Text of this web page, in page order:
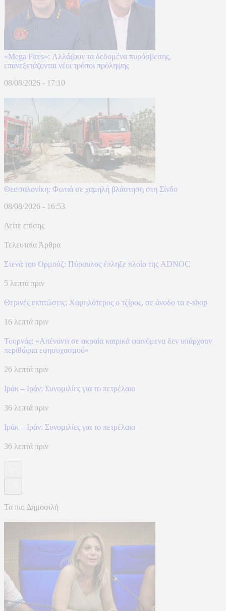
«Mega Fires»: Αλλάζουν τα δεδομένα πυρόσβεσης,
επανεξετάζονται νέοι τρόποι πρόληψης
08/08/2026 - 17:10
Θεσσαλονίκη: Φωτιά σε χαμηλή βλάστηση στη Σίνδο
08/08/2026 - 16:53
Δείτε επίσης
Τελευταία Άρθρα
Στενά του Ορμούζ: Πύραυλος έπληξε πλοίο της ADNOC
5 λεπτά πριν
Θερινές εκπτώσεις: Χαμηλότερος ο τζίρος, σε άνοδο τα e-shop
16 λεπτά πριν
Τουρνάς: «Απέναντι σε ακραία καιρικά φαινόμενα δεν υπάρχουν
περιθώρια εφησυχασμού»
26 λεπτά πριν
Ιράκ – Ιράν: Συνομιλίες για το πετρέλαιο
36 λεπτά πριν
Ιράκ – Ιράν: Συνομιλίες για το πετρέλαιο
36 λεπτά πριν
Τα πιο Δημοφιλή